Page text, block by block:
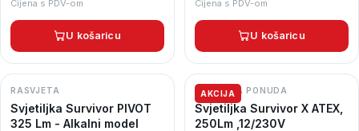
Cijena s PDV-om
U košaricu
Cijena s PDV-om
U košaricu
RASVJETA
Svjetiljka Survivor PIVOT
325 Lm - Alkalni model
AKCIJA
AKCIJSKA PONUDA
Svjetiljka Survivor X ATEX,
250Lm ,12/230V